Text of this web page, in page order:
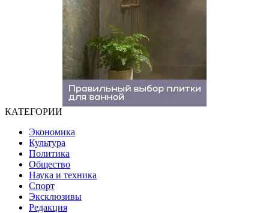
КАТЕГОРИИ
Экономика
Культура
Политика
Общество
Наука и техника
Спорт
Эксклюзивы
Редакция